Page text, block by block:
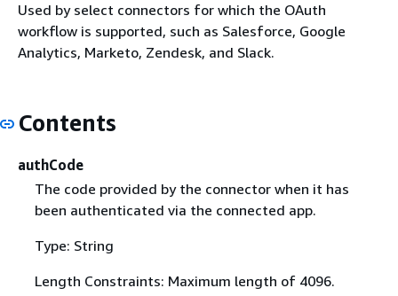
Used by select connectors for which the OAuth
workflow is supported, such as Salesforce, Google
Analytics, Marketo, Zendesk, and Slack.
Contents
authCode
The code provided by the connector when it has
been authenticated via the connected app.
Type: String
Length Constraints: Maximum length of 4096.